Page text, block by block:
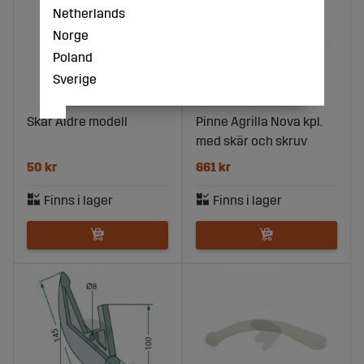
Skär Äldre modell
50 kr
Pinne Agrilla Nova kpl.
med skär och skruv
661 kr
Netherlands
Norge
Poland
Sverige